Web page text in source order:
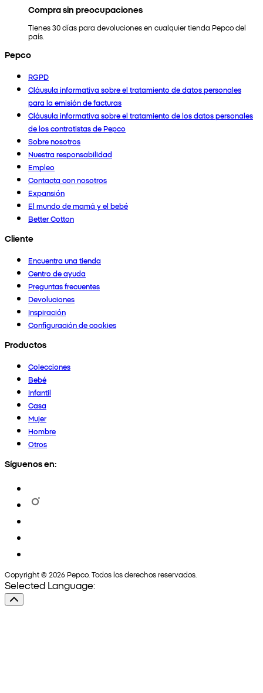
Compra sin preocupaciones
Tienes 30 días para devoluciones en cualquier tienda Pepco del
país.
Pepco
RGPD
Cláusula informativa sobre el tratamiento de datos personales
para la emisión de facturas
Cláusula informativa sobre el tratamiento de los datos personales
de los contratistas de Pepco
Sobre nosotros
Nuestra responsabilidad
Empleo
Contacta con nosotros
Expansión
El mundo de mamá y el bebé
Better Cotton
Cliente
Encuentra una tienda
Centro de ayuda
Preguntas frecuentes
Devoluciones
Inspiración
Configuración de cookies
Productos
Colecciones
Bebé
Infantil
Casa
Mujer
Hombre
Otros
Síguenos en:
Copyright © 2026 Pepco. Todos los derechos reservados.
Selected Language: